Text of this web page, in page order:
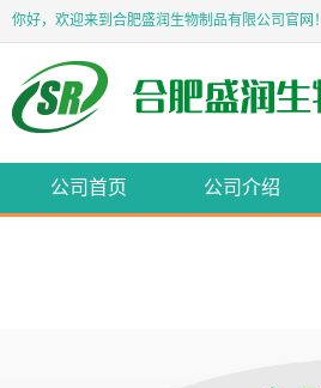
你好，欢迎来到合肥盛润生物制品有限公司官网！
公司首页 公司介绍